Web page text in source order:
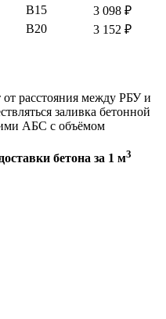
В15
3 098 ₽
В20 3 152 ₽
от расстояния между РБУ и
заливка бетонной
АБС с объёмом
бетона за 1 м3